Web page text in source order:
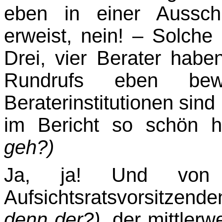
eben in einer
erweist, nein! –
Drei, vier Berater
Rundrufs eben
Beraterinstitutionen
im Bericht so schön
geh?)
Ja, ja! Und von